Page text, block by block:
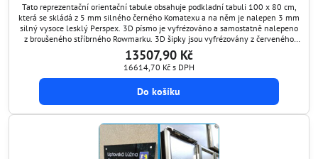
Tato reprezentační orientační tabule obsahuje podkladní tabuli 100 x 80 cm,
která se skládá z 5 mm silného černého Komatexu a na něm je nalepen 3 mm
silný vysoce lesklý Perspex. 3D písmo je vyfrézováno a samostatně nalepeno
z broušeného stříbrného Rowmarku. 3D šipky jsou vyfrézovány z červeného
vysoce lesklého Perspexu.
13507,90 Kč
16614,70 Kč s DPH
Do košíku